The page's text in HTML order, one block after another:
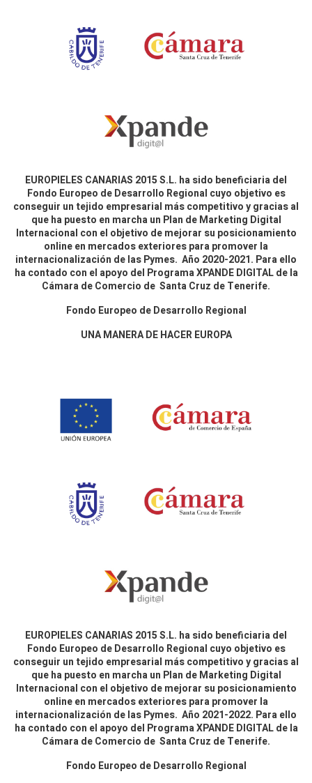
EUROPIELES CANARIAS 2015 S.L. ha sido beneficiaria del
Fondo Europeo de Desarrollo Regional cuyo objetivo es
conseguir un tejido empresarial más competitivo y gracias al
que ha puesto en marcha un Plan de Marketing Digital
Internacional con el objetivo de mejorar su posicionamiento
online en mercados exteriores para promover la
internacionalización de las Pymes. Año 2020-2021. Para ello
ha contado con el apoyo del Programa XPANDE DIGITAL de la
Cámara de Comercio de Santa Cruz de Tenerife.
Fondo Europeo de Desarrollo Regional
UNA MANERA DE HACER EUROPA
EUROPIELES CANARIAS 2015 S.L. ha sido beneficiaria del
Fondo Europeo de Desarrollo Regional cuyo objetivo es
conseguir un tejido empresarial más competitivo y gracias al
que ha puesto en marcha un Plan de Marketing Digital
Internacional con el objetivo de mejorar su posicionamiento
online en mercados exteriores para promover la
internacionalización de las Pymes. Año 2021-2022. Para ello
ha contado con el apoyo del Programa XPANDE DIGITAL de la
Cámara de Comercio de Santa Cruz de Tenerife.
Fondo Europeo de Desarrollo Regional